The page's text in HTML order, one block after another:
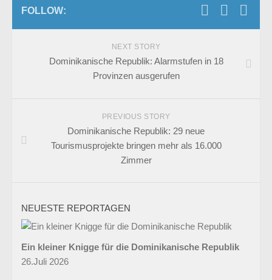
FOLLOW:
NEXT STORY
Dominikanische Republik: Alarmstufen in 18
Provinzen ausgerufen
PREVIOUS STORY
Dominikanische Republik: 29 neue
Tourismusprojekte bringen mehr als 16.000
Zimmer
NEUESTE REPORTAGEN
Ein kleiner Knigge für die Dominikanische Republik
26.Juli 2026